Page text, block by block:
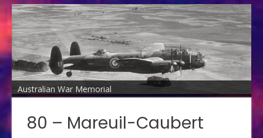
Australian War Memorial
80 – Mareuil-Caubert